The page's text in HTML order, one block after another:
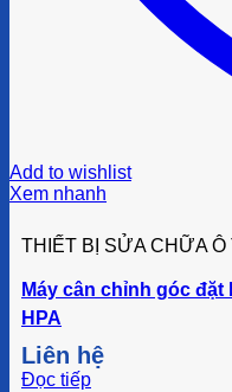
Add to wishlist
Xem nhanh
THIẾT BỊ SỬA CHỮA Ô
Máy cân chỉnh góc đặt
HPA
Liên hệ
Đọc tiếp